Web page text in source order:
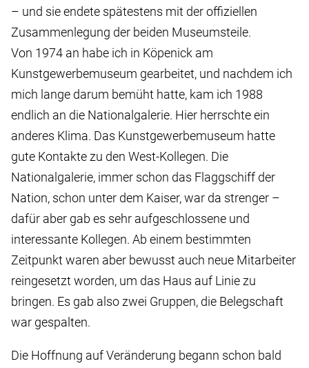
– und sie endete spätestens mit der offiziellen
Zusammenlegung der beiden Museumsteile.
Von 1974 an habe ich in Köpenick am
Kunstgewerbemuseum gearbeitet, und nachdem ich
mich lange darum bemüht hatte, kam ich 1988
endlich an die Nationalgalerie. Hier herrschte ein
anderes Klima. Das Kunstgewerbemuseum hatte
gute Kontakte zu den West-Kollegen. Die
Nationalgalerie, immer schon das Flaggschiff der
Nation, schon unter dem Kaiser, war da strenger –
dafür aber gab es sehr aufgeschlossene und
interessante Kollegen. Ab einem bestimmten
Zeitpunkt waren aber bewusst auch neue Mitarbeiter
reingesetzt worden, um das Haus auf Linie zu
bringen. Es gab also zwei Gruppen, die Belegschaft
war gespalten.
Die Hoffnung auf Veränderung begann schon bald